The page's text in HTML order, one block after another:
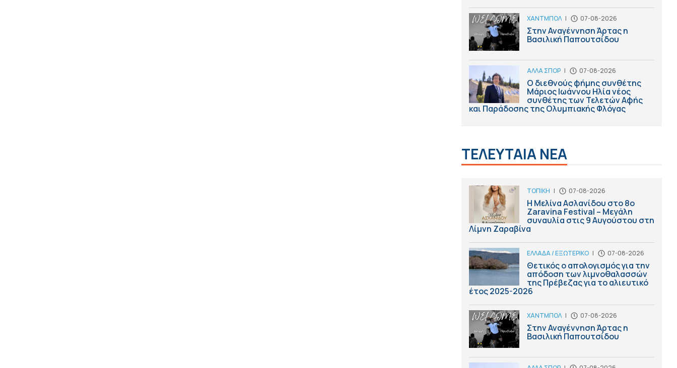
ΧΑΝΤΜΠΟΛ | 07-08-2026
Στην Αναγέννηση Άρτας η
Βασιλική Παπουτσίδου
ΑΛΛΑ ΣΠΟΡ | 07-08-2026
Ο διεθνούς φήμης συνθέτης
Μάριος Ιωάννου Ηλία νέος
συνθέτης των Τελετών Αφής
και Παράδοσης της Ολυμπιακής Φλόγας
ΤΕΛΕΥΤΑΙΑ ΝΕΑ
ΤΟΠΙΚΗ | 07-08-2026
Η Μελίνα Ασλανίδου στο 8ο
Zaravina Festival – Μεγάλη
συναυλία στις 9 Αυγούστου στη
Λίμνη Ζαραβίνα
ΕΛΛΑΔΑ / ΕΞΩΤΕΡΙΚΟ | 07-08-2026
Θετικός ο απολογισμός για την
απόδοση των λιμνοθαλασσών
της Πρέβεζας για το αλιευτικό
έτος 2025-2026
ΧΑΝΤΜΠΟΛ | 07-08-2026
Στην Αναγέννηση Άρτας η
Βασιλική Παπουτσίδου